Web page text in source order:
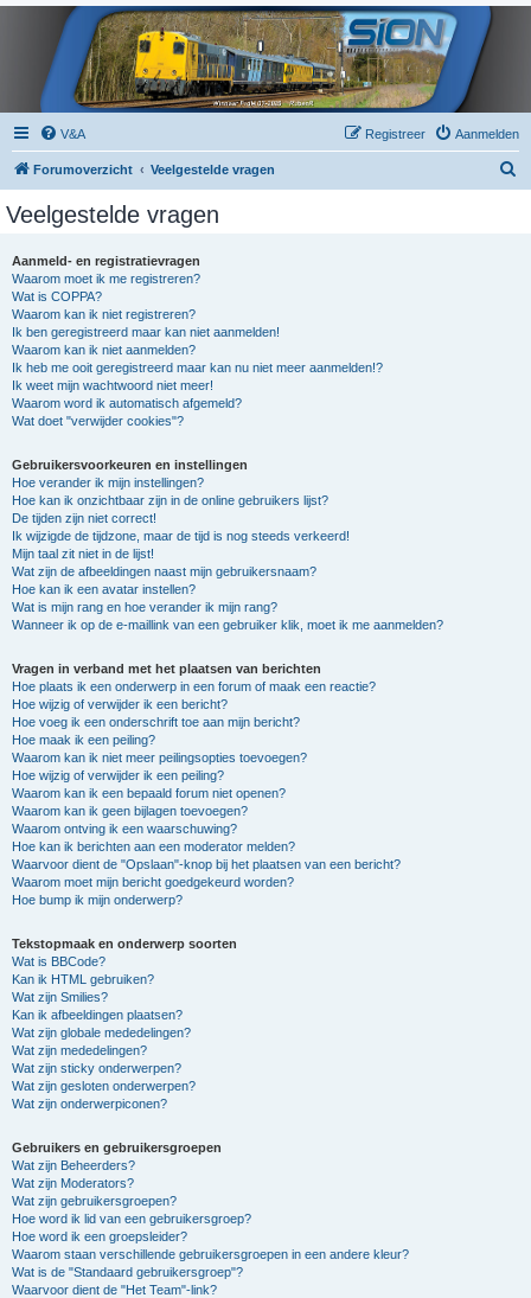
V&A Aanmelden
Registreer
Forumoverzicht Veelgestelde vragen
Veelgestelde vragen
Aanmeld- en registratievragen
Waarom moet ik me registreren?
Wat is COPPA?
Waarom kan ik niet registreren?
Ik ben geregistreerd maar kan niet aanmelden!
Waarom kan ik niet aanmelden?
Ik heb me ooit geregistreerd maar kan nu niet meer aanmelden!?
Ik weet mijn wachtwoord niet meer!
Waarom word ik automatisch afgemeld?
Wat doet "verwijder cookies"?
Gebruikersvoorkeuren en instellingen
Hoe verander ik mijn instellingen?
Hoe kan ik onzichtbaar zijn in de online gebruikers lijst?
De tijden zijn niet correct!
Ik wijzigde de tijdzone, maar de tijd is nog steeds verkeerd!
Mijn taal zit niet in de lijst!
Wat zijn de afbeeldingen naast mijn gebruikersnaam?
Hoe kan ik een avatar instellen?
Wat is mijn rang en hoe verander ik mijn rang?
Wanneer ik op de e-maillink van een gebruiker klik, moet ik me aanmelden?
Vragen in verband met het plaatsen van berichten
Hoe plaats ik een onderwerp in een forum of maak een reactie?
Hoe wijzig of verwijder ik een bericht?
Hoe voeg ik een onderschrift toe aan mijn bericht?
Hoe maak ik een peiling?
Waarom kan ik niet meer peilingsopties toevoegen?
Hoe wijzig of verwijder ik een peiling?
Waarom kan ik een bepaald forum niet openen?
Waarom kan ik geen bijlagen toevoegen?
Waarom ontving ik een waarschuwing?
Hoe kan ik berichten aan een moderator melden?
Waarvoor dient de "Opslaan"-knop bij het plaatsen van een bericht?
Waarom moet mijn bericht goedgekeurd worden?
Hoe bump ik mijn onderwerp?
Tekstopmaak en onderwerp soorten
Wat is BBCode?
Kan ik HTML gebruiken?
Wat zijn Smilies?
Kan ik afbeeldingen plaatsen?
Wat zijn globale mededelingen?
Wat zijn mededelingen?
Wat zijn sticky onderwerpen?
Wat zijn gesloten onderwerpen?
Wat zijn onderwerpiconen?
Gebruikers en gebruikersgroepen
Wat zijn Beheerders?
Wat zijn Moderators?
Wat zijn gebruikersgroepen?
Hoe word ik lid van een gebruikersgroep?
Hoe word ik een groepsleider?
Waarom staan verschillende gebruikersgroepen in een andere kleur?
Wat is de "Standaard gebruikersgroep"?
Waarvoor dient de "Het Team"-link?